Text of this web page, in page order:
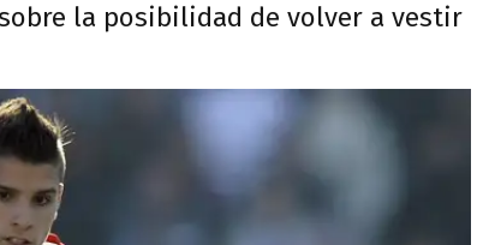
la posibilidad de volver a vestir